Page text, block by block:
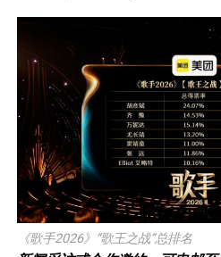
《歌手2026》“歌王之战”总排名